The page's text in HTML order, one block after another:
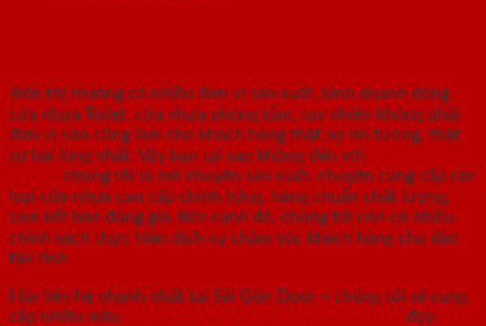
Trên thị trường có nhiều đơn vị sản xuất, kinh doanh dòng
cửa nhựa Toilet, cửa nhựa phòng tắm, tuy nhiên không phải
đơn vị nào cũng làm cho khách hàng thật sự tin tưởng, thật
sự hài lòng nhất. Vậy bạn tại sao không đến với
– chúng tôi là nơi chuyên sản xuất, chuyên cung cấp các
loại cửa nhựa cao cấp chính hãng, hàng chuẩn chất lượng,
cam kết bán đúng giá. Bên cạnh đó, chúng tôi còn có nhiều
chính sách thực hiện dịch vụ chăm sóc khách hàng chu đáo
tận tình
Hãy liên hệ nhanh nhất tại Sài Gòn Door – chúng tôi sẽ cung
cấp nhiều mẫu
đẹp